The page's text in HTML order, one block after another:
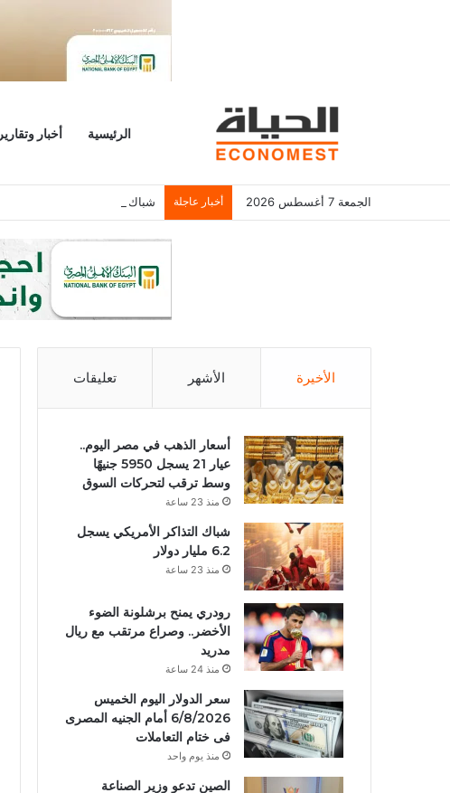
الرئيسية أخبار وتقارير
الجمعة 7 أغسطس 2026 أخبار عاجلة شباك التذاكر الأمريكي يسجل 6.2 مليار دولار
الأخيرة الأشهر تعليقات
أسعار الذهب في مصر اليوم..
عيار 21 يسجل 5950 جنيهًا
وسط ترقب لتحركات السوق
منذ 23 ساعة
شباك التذاكر الأمريكي يسجل
6.2 مليار دولار
منذ 23 ساعة
رودري يمنح برشلونة الضوء
الأخضر.. وصراع مرتقب مع ريال
مدريد
منذ 24 ساعة
سعر الدولار اليوم الخميس
6/8/2026 أمام الجنيه المصرى
فى ختام التعاملات
منذ يوم واحد
الصين تدعو وزير الصناعة